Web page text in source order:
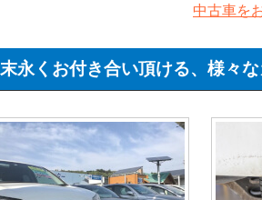
中古車を
末永くお付き合い頂ける、様々